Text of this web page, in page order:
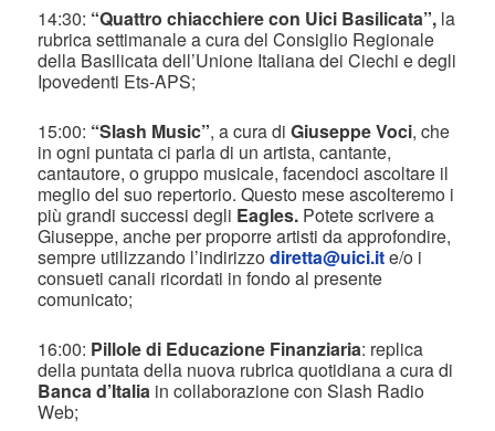
14:30: “Quattro chiacchiere con Uici Basilicata”, la
rubrica settimanale a cura del Consiglio Regionale
della Basilicata dell’Unione Italiana dei Ciechi e degli
Ipovedenti Ets-APS;
15:00: “Slash Music”, a cura diGiuseppe Voci, che
in ogni puntata ci parla di un artista, cantante,
cantautore, o gruppo musicale, facendoci ascoltare il
meglio del suo repertorio. Questo mese ascolteremo i
più grandi successi degli Eagles. Potete scrivere a
Giuseppe, anche per proporre artisti da approfondire,
sempre utilizzando l’indirizzodiretta@uici.ite/o i
consueti canali ricordati in fondo al presente
comunicato;
16:00: Pillole di Educazione Finanziaria: replica
della puntata della nuova rubrica quotidiana a cura di
Banca d’Italia in collaborazione con Slash Radio
Web;